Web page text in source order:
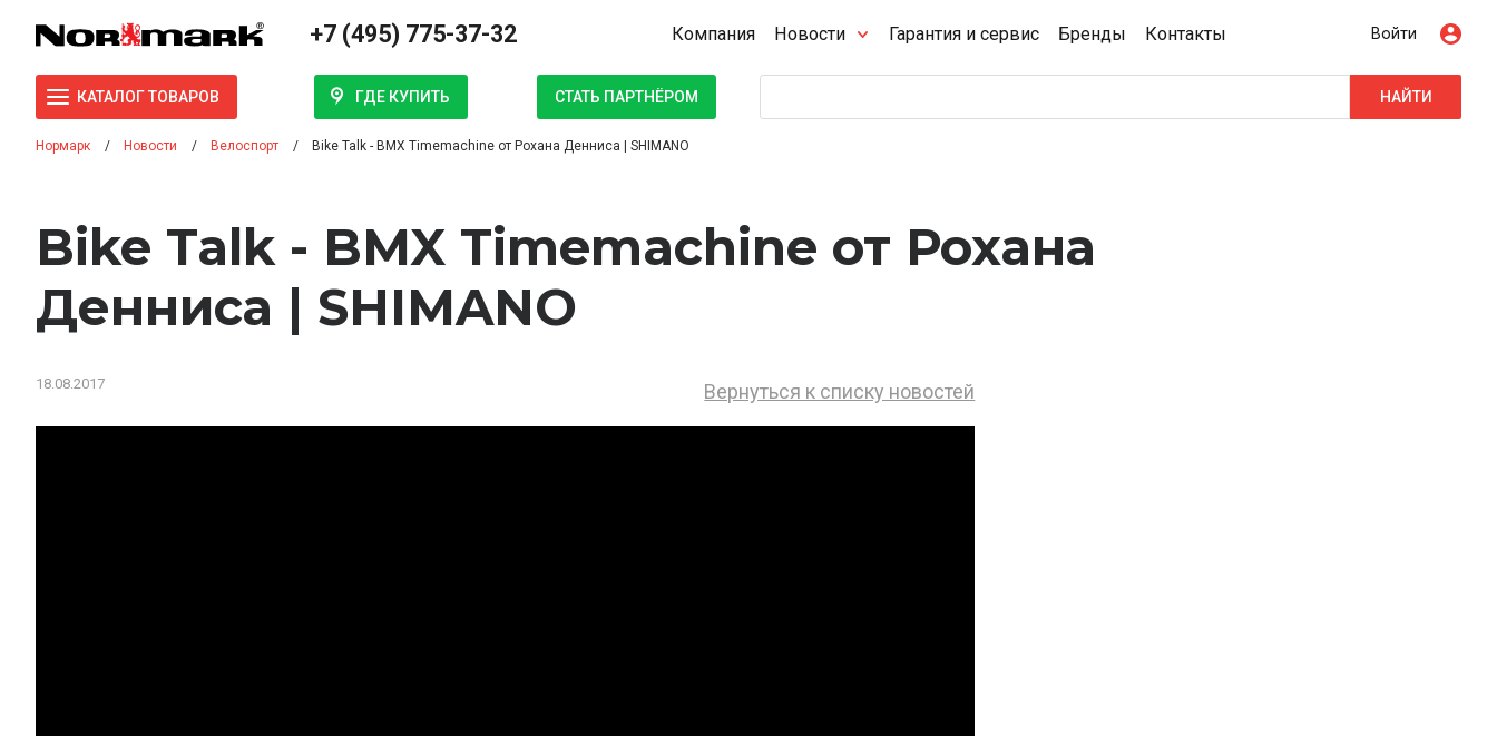
+7 (495) 775-37-32 Компания Новости Гарантия и сервис Бренды Контакты Войти
КАТАЛОГ ТОВАРОВ ГДЕ КУПИТЬ СТАТЬ ПАРТНЁРОМ НАЙТИ
Нормарк Новости Велоспорт Bike Talk - BMX Timemachine от Рохана Денниса | SHIMANO
Bike Talk - BMX Timemachine от Рохана
Денниса | SHIMANO
18.08.2017 Вернуться к списку новостей